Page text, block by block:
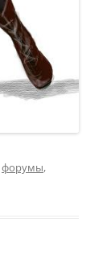
форумы,